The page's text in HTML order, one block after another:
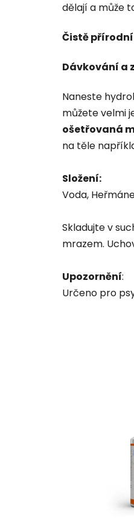
dělají a může
Čistě
Dávkování a
Naneste
můžete velmi
ošetřovaná
na těle
Složení:
Voda,
Skladujte v
mrazem.
Upozornění:
Určeno pro